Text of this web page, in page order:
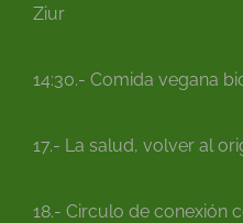
Ziur
14:30.- Comida vegana
17.- La salud, volver al
18.- Circulo de conexión